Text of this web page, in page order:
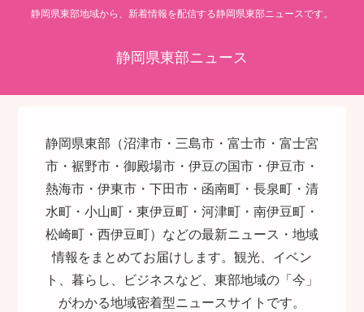
静岡県東部地域から、新着情報を配信する静岡県東部ニュースです。
静岡県東部ニュース
静岡県東部（沼津市・三島市・富士市・富士宮
市・裾野市・御殿場市・伊豆の国市・伊豆市・
熱海市・伊東市・下田市・函南町・長泉町・清
水町・小山町・東伊豆町・河津町・南伊豆町・
松崎町・西伊豆町）などの最新ニュース・地域
情報をまとめてお届けします。観光、イベン
ト、暮らし、ビジネスなど、東部地域の「今」
がわかる地域密着型ニュースサイトです。